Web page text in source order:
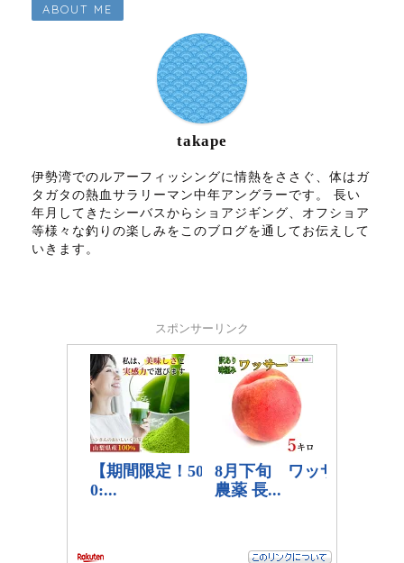
ABOUT ME
takape
伊勢湾でのルアーフィッシングに情熱をささぐ、体はガ
タガタの熱血サラリーマン中年アングラーです。 長い
年月してきたシーバスからショアジギング、オフショア
等様々な釣りの楽しみをこのブログを通してお伝えして
いきます。
スポンサーリンク